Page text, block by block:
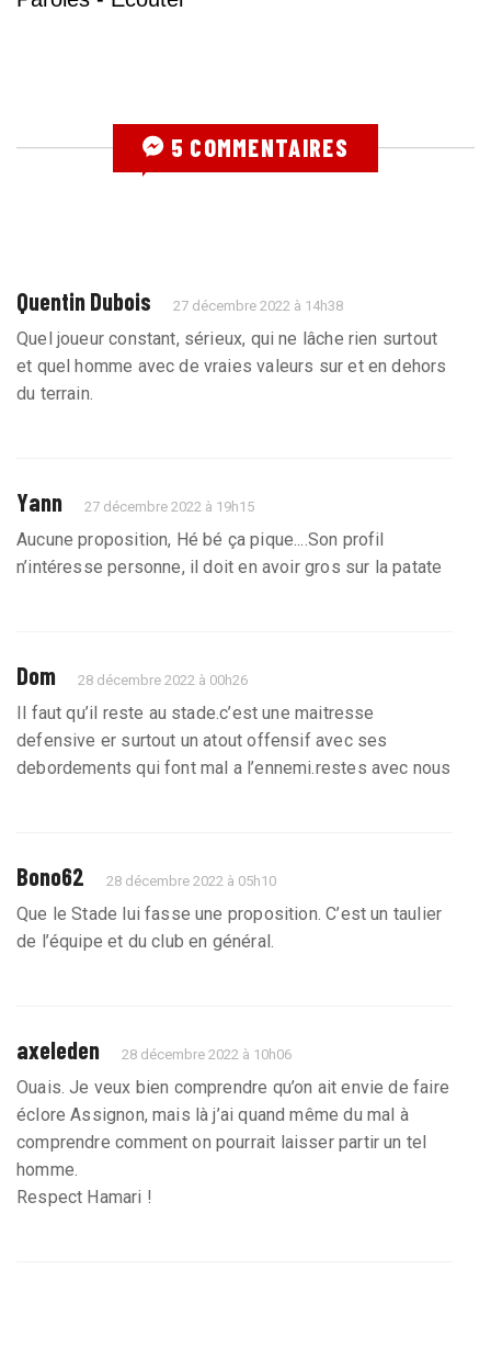
5 COMMENTAIRES
Quentin Dubois 27 décembre 2022 à 14h38
Quel joueur constant, sérieux, qui ne lâche rien surtout
et quel homme avec de vraies valeurs sur et en dehors
du terrain.
Yann 27 décembre 2022 à 19h15
Aucune proposition, Hé bé ça pique....Son profil
n’intéresse personne, il doit en avoir gros sur la patate
Dom 28 décembre 2022 à 00h26
Il faut qu’il reste au stade.c’est une maitresse
defensive er surtout un atout offensif avec ses
debordements qui font mal a l’ennemi.restes avec nous
Bono62 28 décembre 2022 à 05h10
Que le Stade lui fasse une proposition. C’est un taulier
de l’équipe et du club en général.
axeleden 28 décembre 2022 à 10h06
Ouais. Je veux bien comprendre qu’on ait envie de faire
éclore Assignon, mais là j’ai quand même du mal à
comprendre comment on pourrait laisser partir un tel
homme.
Respect Hamari !